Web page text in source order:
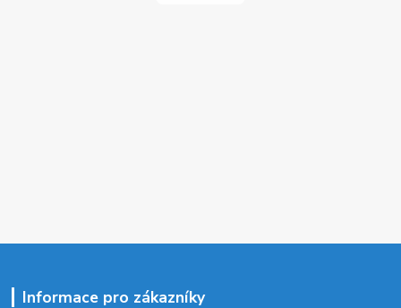
Informace pro zákazníky